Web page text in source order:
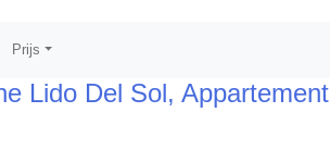
Prijs
Lido Del Sol, Appartement